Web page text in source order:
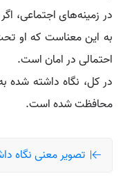
در زمینه‌های اجتماعی،
به این معناست که او
احتمالی در امان است.
در کل، نگاه داشته شده
محافظت شده است.
تصویر معنی نگاه